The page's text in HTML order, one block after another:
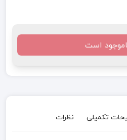
است
تکمیلی نظرات